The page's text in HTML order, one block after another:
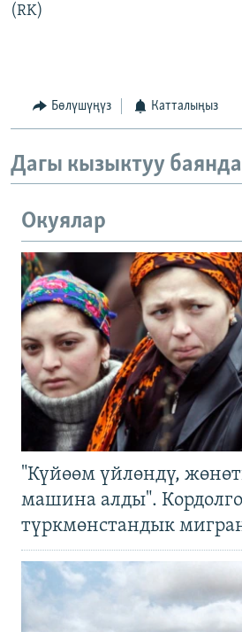
(RK)
Бөлүшүңүз Катталыңыз
Дагы кызыктуу
Окуялар
"Күйөөм үйлөндү,
машина алды".
түркмөнстандык